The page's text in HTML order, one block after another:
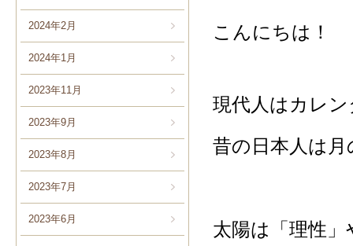
2024年2月
2024年1月
2023年11月
2023年9月
2023年8月
2023年7月
2023年6月
こんにちは！
現代人はカレ
昔の日本人は
太陽は「理性」